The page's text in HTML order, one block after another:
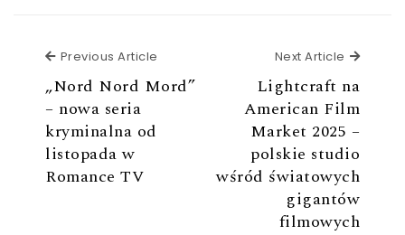
Previous Article
„Nord Nord Mord”
– nowa seria
kryminalna od
listopada w
Romance TV
Next Article Next
Lightcraft na
American Film
Market 2025 –
polskie studio
wśród światowych
gigantów
filmowych